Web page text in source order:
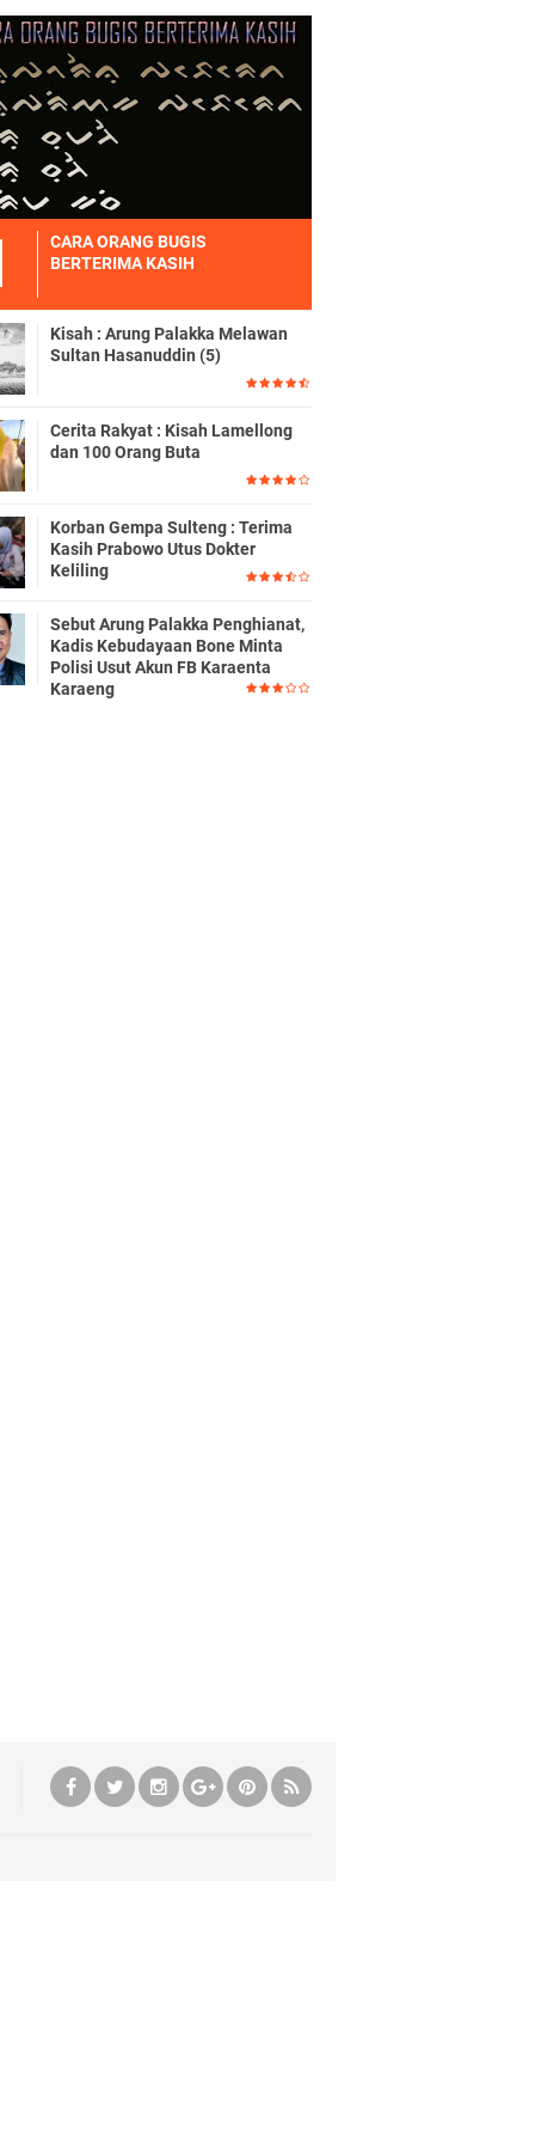
CARA ORANG BUGIS
BERTERIMA KASIH
Kisah : Arung Palakka Melawan
Sultan Hasanuddin (5)
Cerita Rakyat : Kisah Lamellong
dan 100 Orang Buta
Korban Gempa Sulteng : Terima
Kasih Prabowo Utus Dokter
Keliling
Sebut Arung Palakka Penghianat,
Kadis Kebudayaan Bone Minta
Polisi Usut Akun FB Karaenta
Karaeng